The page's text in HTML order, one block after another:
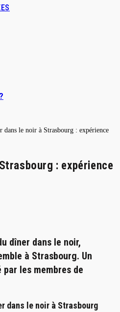
: expérience
dîner dans le noir,
à Strasbourg. Un
les membres de
dans le noir à Strasbourg